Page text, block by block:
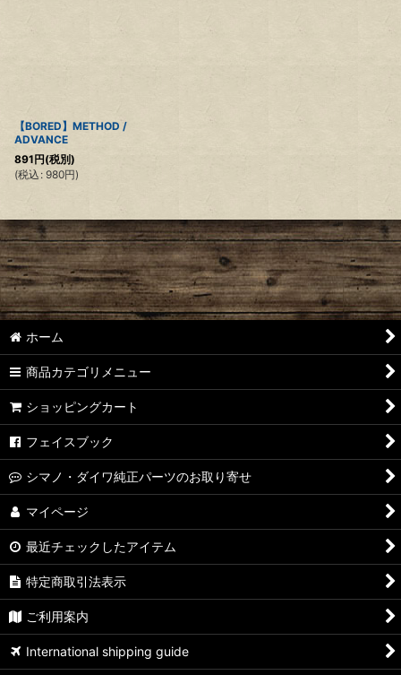
【BORED】METHOD /
ADVANCE
891円(税別)
(税込 : 980円)
ホーム
商品カテゴリメニュー
ショッピングカート
フェイスブック
シマノ・ダイワ純正パーツのお取り寄せ
マイページ
最近チェックしたアイテム
特定商取引法表示
ご利用案内
International shipping guide